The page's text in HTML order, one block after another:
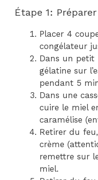
Étape 1:
Placer 4
congélateur
Dans un petit
gélatine sur
pendant 5
Dans une
cuire le miel
caramélise
Retirer du
crème
remettre sur
miel.